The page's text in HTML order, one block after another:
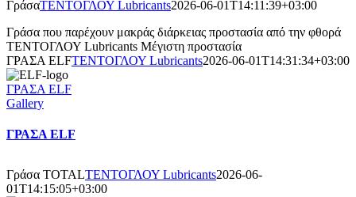
ΓράσαΤΕΝΤΟΓΛΟΥ Lubricants2026-06-01T14:11:39+03:00
Γράσα που παρέχουν μακράς διάρκειας προστασία από την φθορά
ΤΕΝΤΟΓΛΟΥ Lubricants Μέγιστη προστασία
ΓΡΑΣΑ ELFΤΕΝΤΟΓΛΟΥ Lubricants2026-06-01T14:31:34+03:00
ΓΡΑΣΑ ELF
Gallery
ΓΡΑΣΑ ELF
Γράσα TOTALΤΕΝΤΟΓΛΟΥ Lubricants2026-06-
01T14:15:05+03:00